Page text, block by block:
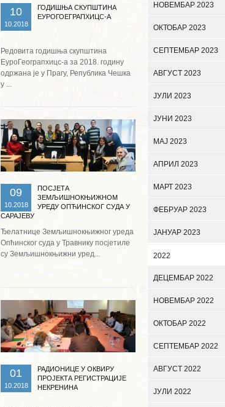
10
10.2018
ГОДИШЊА СКУПШТИНА
ЕУРОГОЕГРАПХИЦС-А
Редовита годишња скупштина
ЕуроГеограпхицс-а за 2018. годину
одржана је у Прагу, Република Чешка
у ...
09
10.2018
ПОСЈЕТА
ЗЕМЉИШНОКЊИЖНОМ
УРЕДУ ОПЋИНСКОГ СУДА У
САРАЈЕВУ
Ђелатнице Земљишнокњижног уреда
Опћинског суда у Травнику посјетиле
су Земљишнокњижни уред...
01
10.2018
РАДИОНИЦЕ У ОКВИРУ
ПРОЈЕКТА РЕГИСТРАЦИЈЕ
НЕКРЕНИНА
НОВЕМБАР 2023
ОКТОБАР 2023
СЕПТЕМБАР 2023
АВГУСТ 2023
ЈУЛИ 2023
ЈУНИ 2023
МАЈ 2023
АПРИЛ 2023
МАРТ 2023
ФЕБРУАР 2023
ЈАНУАР 2023
2022
ДЕЦЕМБАР 2022
НОВЕМБАР 2022
ОКТОБАР 2022
СЕПТЕМБАР 2022
АВГУСТ 2022
ЈУЛИ 2022